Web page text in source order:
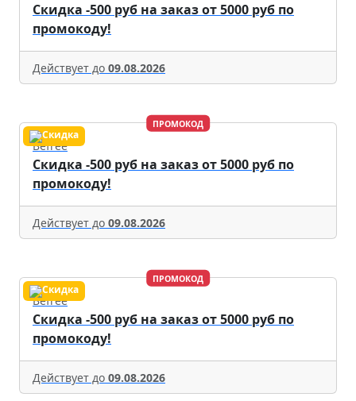
Скидка -500 руб на заказ от 5000 руб по
промокоду!
Действует до 09.08.2026
ПРОМОКОД
Befree
Скидка -500 руб на заказ от 5000 руб по
промокоду!
Действует до 09.08.2026
ПРОМОКОД
Befree
Скидка -500 руб на заказ от 5000 руб по
промокоду!
Действует до 09.08.2026